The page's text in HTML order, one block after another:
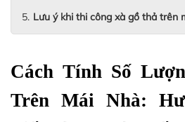
Lưu ý khi thi công xà gồ thả trên
Cách Tính Số
Trên Mái Nhà: